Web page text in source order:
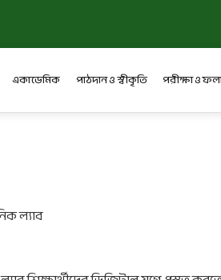
একাডেমিক পাঠদান ও স্বীকৃতি পরীক্ষা ও
ল্যাব